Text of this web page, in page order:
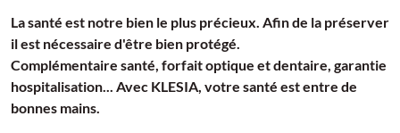
La santé est notre bien le plus précieux. Afin de la préserver
il est nécessaire d'être bien protégé.
Complémentaire santé, forfait optique et dentaire, garantie
hospitalisation... Avec KLESIA, votre santé est entre de
bonnes mains.